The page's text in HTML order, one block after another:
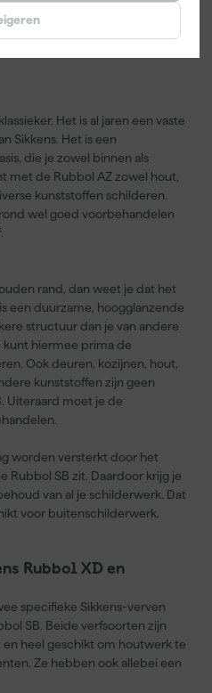
Gloss, dan mag je een
Het heeft namelijk
Het is al jaren een vaste
Sikkens. Het is een
die je zowel binnen als
met de Rubbol AZ zowel hout,
kunststoffen schilderen.
wel goed voorbehandelen
rand, dan weet je dat het
een duurzame, hoogglanzende
structuur dan je van andere
kunt hiermee prima de
Ook deuren, kozijnen, hout,
kunststoffen zijn geen
Uiteraard moet je de
worden versterkt door het
Rubbol SB zit. Daardoor krijg je
van al je schilderwerk. Dat
voor buitenschilderwerk.
Rubbol XD en
specifieke Sikkens-verven
SB. Beide verfsoorten zijn
heel geschikt om houtwerk te
Ze hebben ook allebei een